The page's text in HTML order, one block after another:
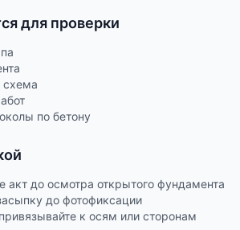
для проверки
схема
по бетону
акт до осмотра открытого фундамента
до фотофиксации
к осям или сторонам